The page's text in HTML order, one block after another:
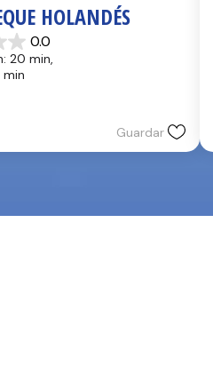
HOLANDÉS
0.0
20 min,
min
Guardar